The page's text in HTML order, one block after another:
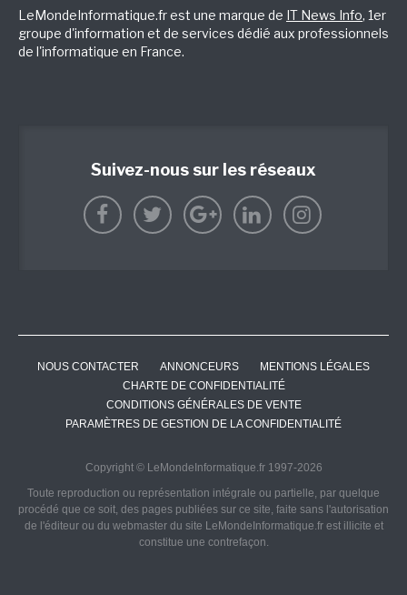
LeMondeInformatique.fr est une marque de IT News Info, 1er
groupe d'information et de services dédié aux professionnels
de l'informatique en France.
Suivez-nous sur les réseaux
NOUS CONTACTER ANNONCEURS
MENTIONS LÉGALES
CHARTE DE CONFIDENTIALITÉ
CONDITIONS GÉNÉRALES DE VENTE
PARAMÈTRES DE GESTION DE LA CONFIDENTIALITÉ
Copyright © LeMondeInformatique.fr 1997-2026
Toute reproduction ou représentation intégrale ou partielle, par quelque
procédé que ce soit, des pages publiées sur ce site, faite sans l'autorisation
de l'éditeur ou du webmaster du site LeMondeInformatique.fr est illicite et
constitue une contrefaçon.